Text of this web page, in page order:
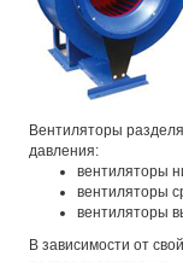
Вентиляторы
давления:
вентиляторы
вентиляторы
вентиляторы
В зависимости от